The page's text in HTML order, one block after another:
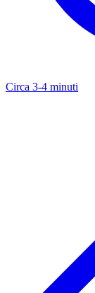
Circa 3-4 minuti